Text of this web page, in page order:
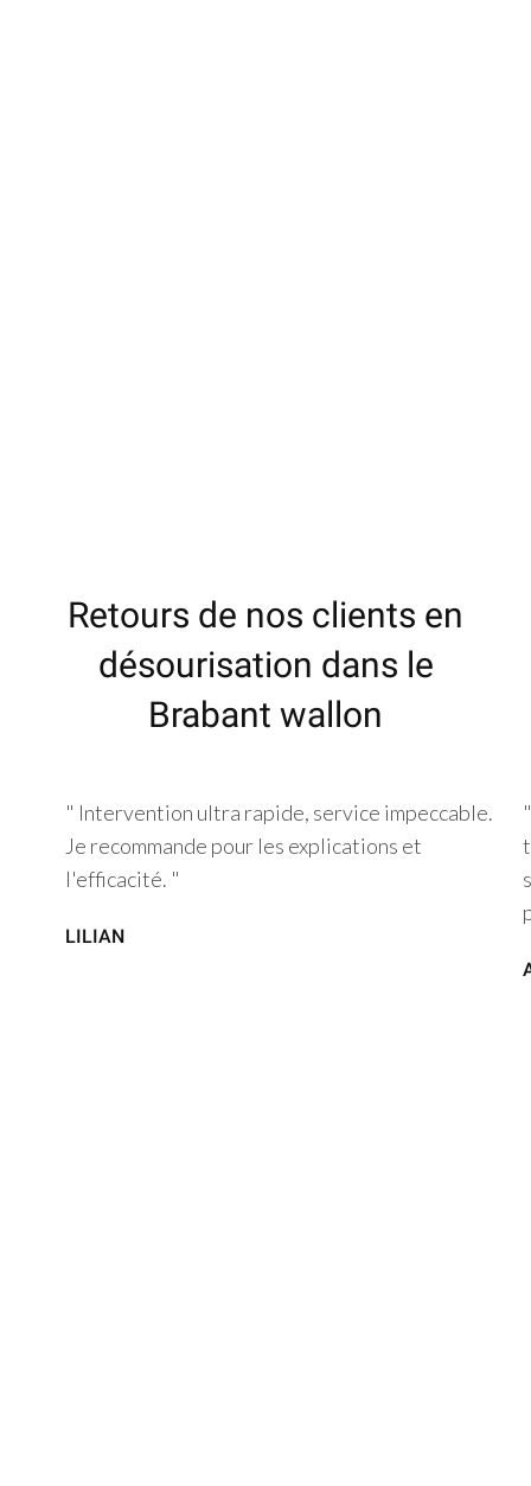
Retours de nos clients en
désourisation dans le
Brabant wallon
" Intervention ultra rapide, service impeccable.
Je recommande pour les explications et
l'efficacité. "
LILIAN